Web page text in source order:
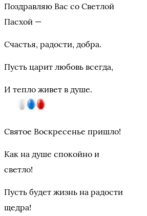
Поздравляю Вас со Светлой
Пасхой —
Счастья, радости, добра.
Пусть царит любовь всегда,
И тепло живет в душе.
Святое Воскресенье пришло!
Как на душе спокойно и
светло!
Пусть будет жизнь на радости
щедра!